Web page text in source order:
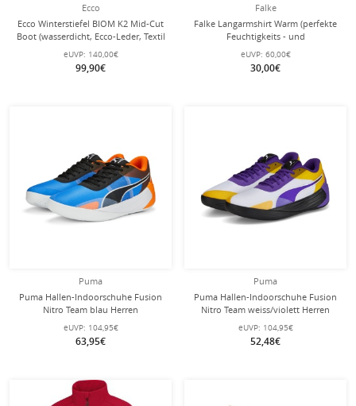
Ecco
Ecco Winterstiefel BIOM K2 Mid-Cut
Boot (wasserdicht, Ecco-Leder, Textil
) chilirot Kinder
eUVP: 140,00€
99,90€
Falke
Falke Langarmshirt Warm (perfekte
Feuchtigkeits - und
Temperaturregulierung)
Unterwäsche berrypink Damen
eUVP: 60,00€
30,00€
Puma
Puma Hallen-Indoorschuhe Fusion
Nitro Team blau Herren
eUVP: 104,95€
63,95€
Puma
Puma Hallen-Indoorschuhe Fusion
Nitro Team weiss/violett Herren
eUVP: 104,95€
52,48€